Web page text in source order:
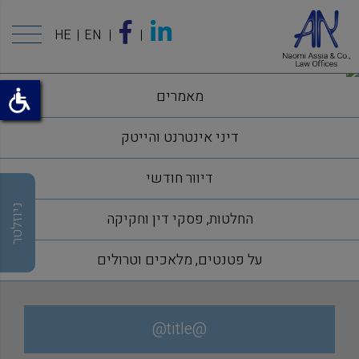
HE EN
מאמרים
דיני אינטרנט והייטק
דיוור חודשי
החלטות, פסקי דין וחקיקה
על פטנטים, מלאכים וטרולים
@title@
ניוזלטר